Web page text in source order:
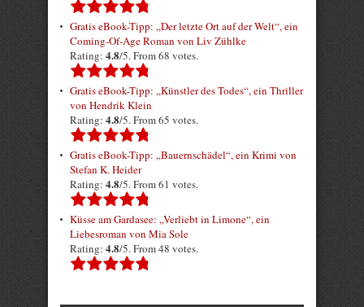
Gratis eBook-Tipp: „Der letzte Ort auf der Welt“, ein
Coming-Of-Age Roman von Liv Zühlke
Rating: 4.8/5. From 68 votes.
Gratis eBook-Tipp: „Künstler des Todes“, ein Thriller
von Hendrik Klein
Rating: 4.8/5. From 65 votes.
Gratis eBook-Tipp: „Bauernschädel“, ein Krimi von
Stefan K. Heider
Rating: 4.8/5. From 61 votes.
Küsse am Gardasee: „Verliebt in Limone“, ein
Liebesroman von Mia Sole
Rating: 4.8/5. From 48 votes.